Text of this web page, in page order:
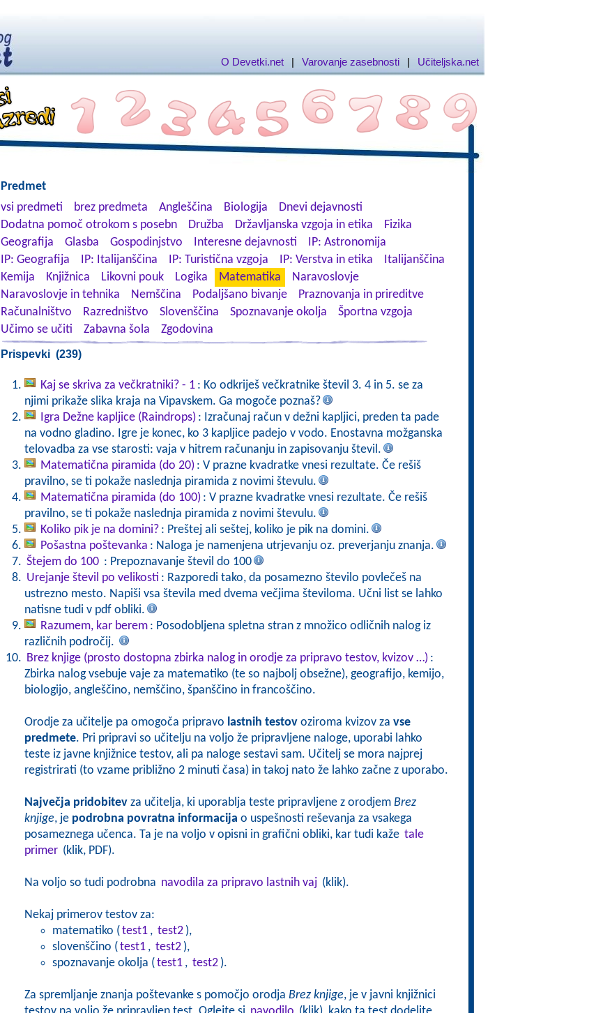
O Devetki.net | Varovanje zasebnosti | Učiteljska.net
Predmet
vsi predmeti
brez predmeta Angleščina Biologija
Dnevi dejavnosti
Dodatna pomoč otrokom s posebn
Družba Državljanska vzgoja in etika
Fizika
Geografija
Glasba Gospodinjstvo Interesne dejavnosti
IP: Astronomija
IP: Geografija
IP: Italijanščina IP: Turistična vzgoja IP: Verstva in etika
Italijanščina
Kemija
Knjižnica Likovni pouk Logika Matematika
Naravoslovje
Naravoslovje in tehnika
Nemščina Podaljšano bivanje
Praznovanja in prireditve
Računalništvo
Razredništvo Slovenščina Spoznavanje okolja
Športna vzgoja
Učimo se učiti
Zabavna šola Zgodovina
Prispevki (239)
Kaj se skriva za večkratniki? - 1 : Ko odkriješ večkratnike števil 3. 4 in 5. se za
njimi prikaže slika kraja na Vipavskem. Ga mogoče poznaš?
Igra Dežne kapljice (Raindrops) : Izračunaj račun v dežni kapljici, preden ta pade
na vodno gladino. Igre je konec, ko 3 kapljice padejo v vodo. Enostavna možganska
telovadba za vse starosti: vaja v hitrem računanju in zapisovanju števil.
Matematična piramida (do 20) : V prazne kvadratke vnesi rezultate. Če rešiš
pravilno, se ti pokaže naslednja piramida z novimi števulu.
Matematična piramida (do 100) : V prazne kvadratke vnesi rezultate. Če rešiš
pravilno, se ti pokaže naslednja piramida z novimi števulu.
Koliko pik je na domini? : Preštej ali seštej, koliko je pik na domini.
Pošastna poštevanka : Naloga je namenjena utrjevanju oz. preverjanju znanja.
Štejem do 100 : Prepoznavanje števil do 100
Urejanje števil po velikosti : Razporedi tako, da posamezno število povlečeš na
ustrezno mesto. Napiši vsa števila med dvema večjima številoma. Učni list se lahko
natisne tudi v pdf obliki.
Razumem, kar berem : Posodobljena spletna stran z množico odličnih nalog iz
različnih področij.
Brez knjige (prosto dostopna zbirka nalog in orodje za pripravo testov, kvizov …) :
Zbirka nalog vsebuje vaje za matematiko (te so najbolj obsežne), geografijo, kemijo,
biologijo, angleščino, nemščino, španščino in francoščino.
Orodje za učitelje pa omogoča pripravo lastnih testovoziroma kvizov za vse
predmete. Pri pripravi so učitelju na voljo že pripravljene naloge, uporabi lahko
teste iz javne knjižnice testov, ali pa naloge sestavi sam. Učitelj se mora najprej
registrirati (to vzame približno 2 minuti časa) in takoj nato že lahko začne z uporabo.
Največja pridobitevza učitelja, ki uporablja teste pripravljene z orodjem Brez
knjige, je podrobna povratna informacija o uspešnosti reševanja za vsakega
posameznega učenca. Ta je na voljo v opisni in grafični obliki, kar tudi kaže tale
primer (klik, PDF).
Na voljo so tudi podrobna navodila za pripravo lastnih vaj (klik).
Nekaj primerov testov za:
matematiko (test1 , test2 ),
slovenščino (test1 , test2 ),
spoznavanje okolja (test1 , test2 ).
Za spremljanje znanja poštevanke s pomočjo orodja Brez knjige, je v javni knjižnici